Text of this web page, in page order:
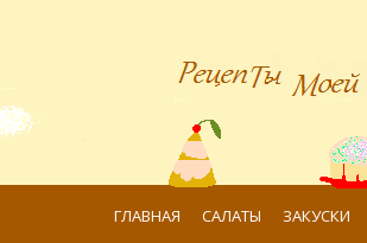
ГЛАВНАЯ САЛАТЫ ЗАКУСКИ